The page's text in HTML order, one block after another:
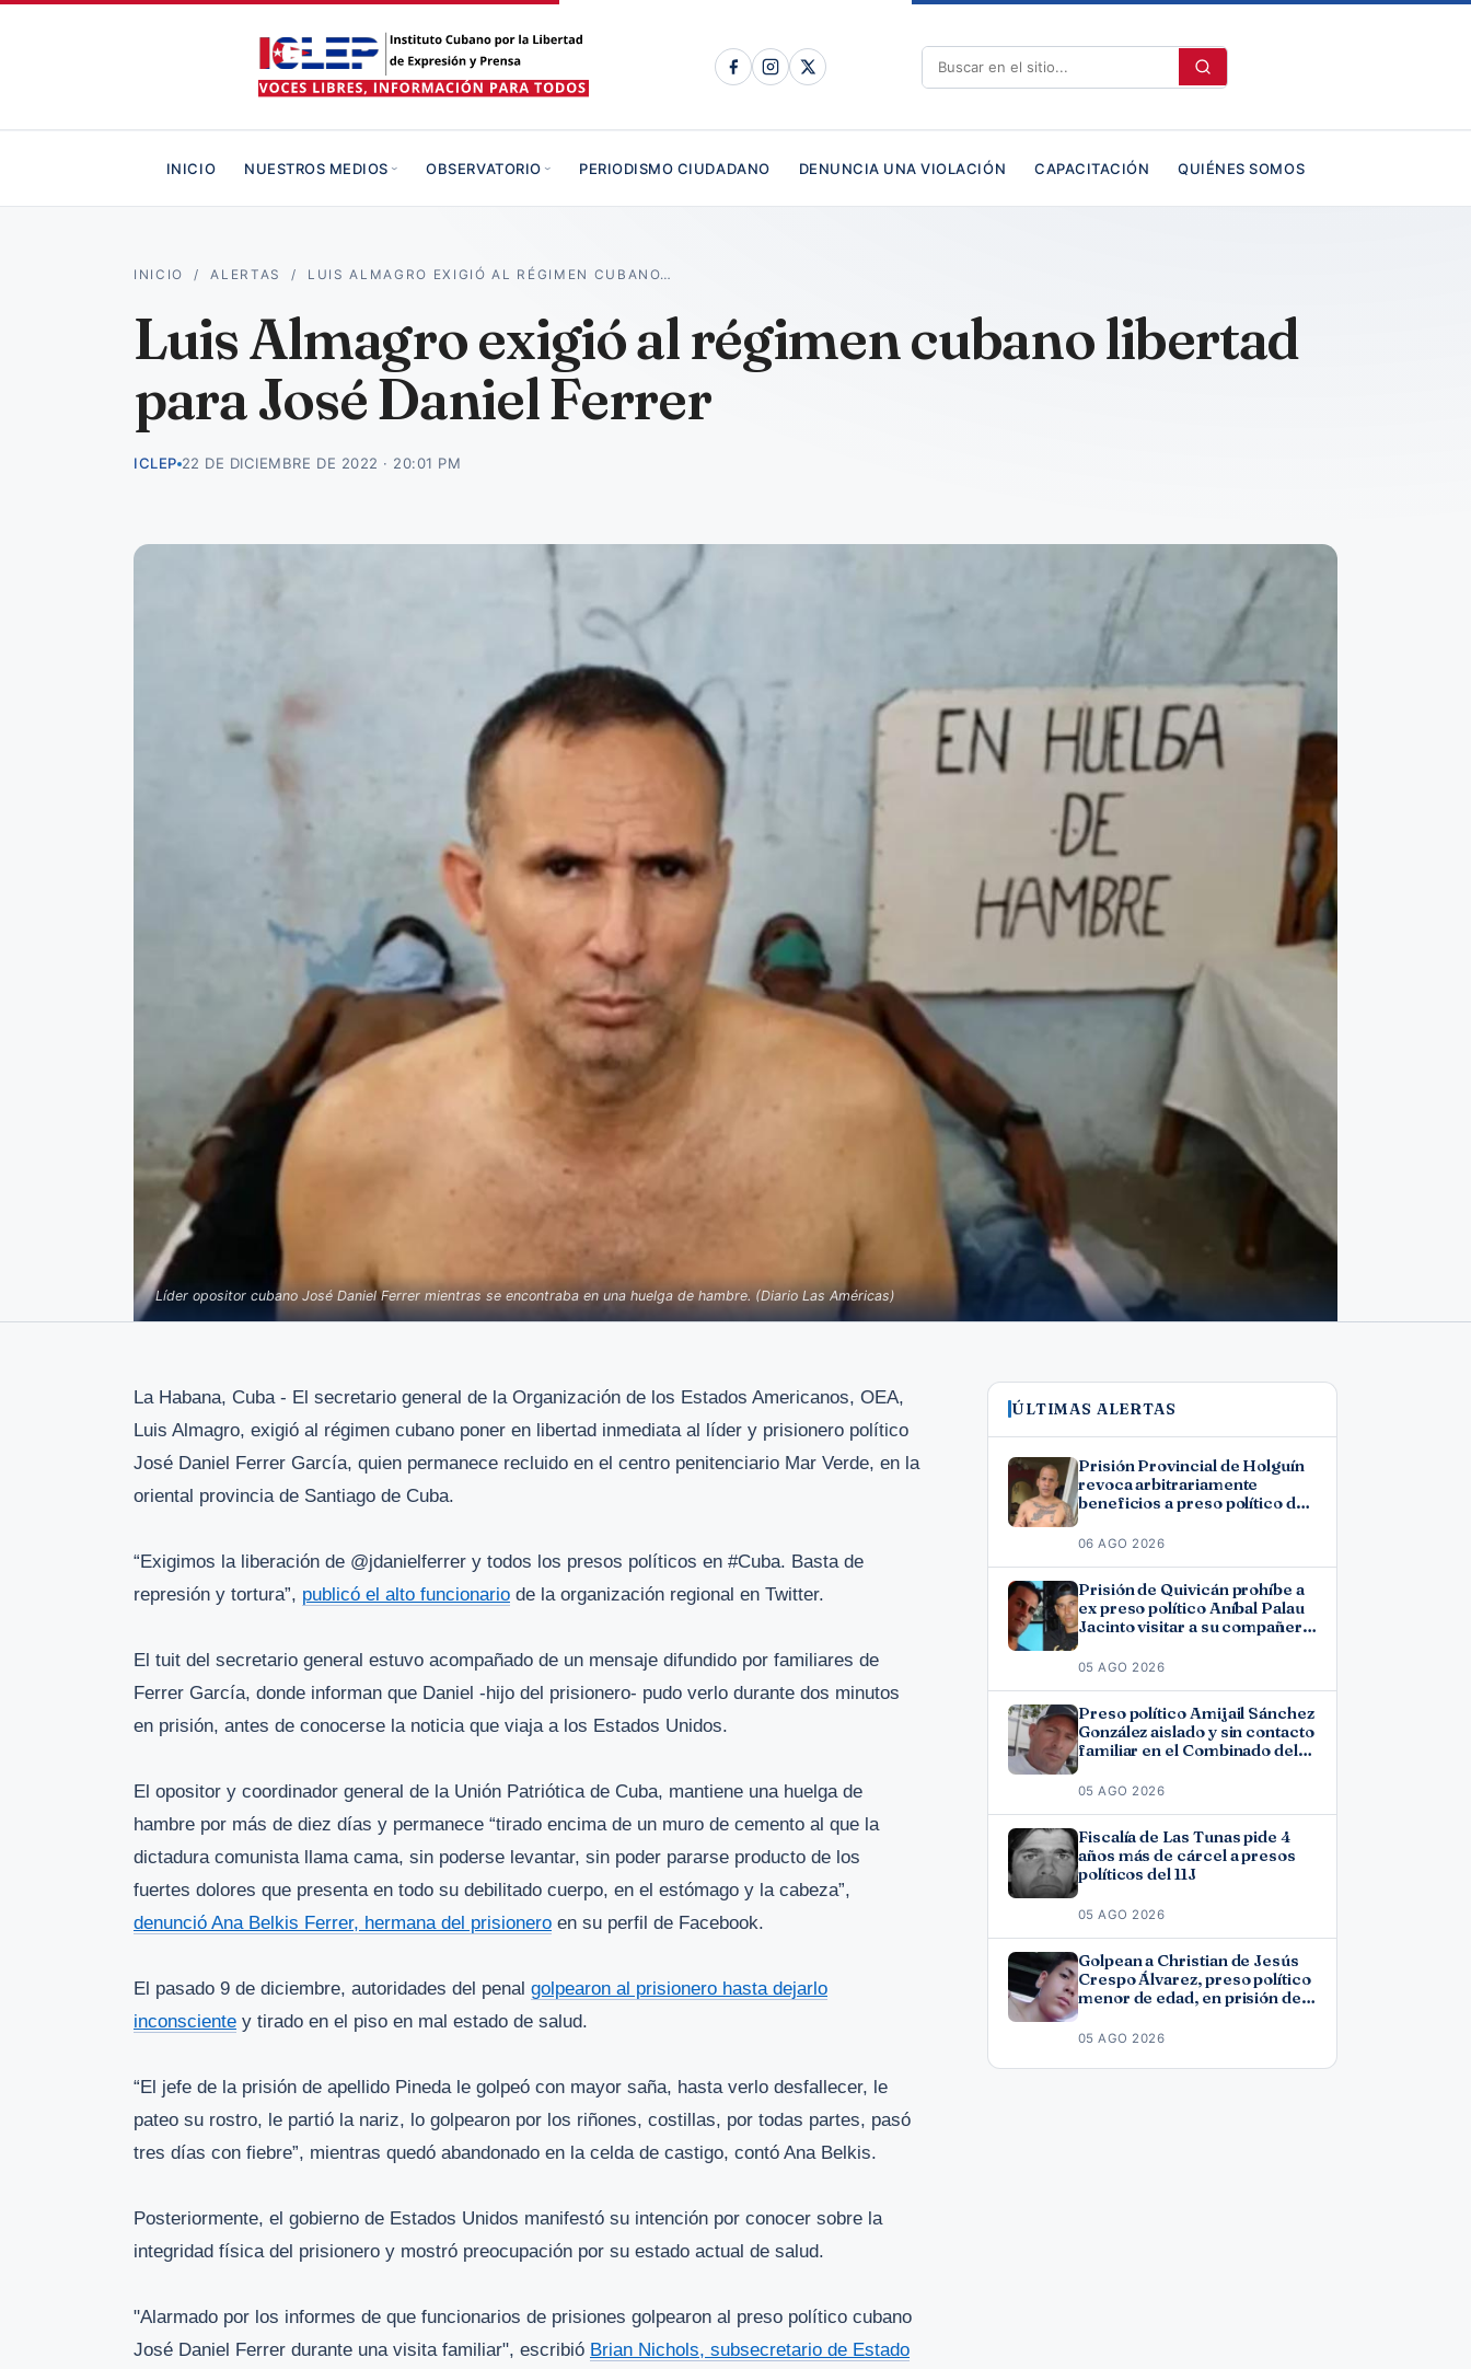
INICIO NUESTROS MEDIOS OBSERVATORIO PERIODISMO CIUDADANO DENUNCIA UNA VIOLACIÓN CAPACITACIÓN QUIÉNES SOMOS
INICIO /ALERTAS / LUIS ALMAGRO EXIGIÓ AL RÉGIMEN CUBANO…
Luis Almagro exigió al régimen cubano libertad
para José Daniel Ferrer
ICLEP 22 DE DICIEMBRE DE 2022 · 20:01 PM
Líder opositor cubano José Daniel Ferrer mientras se encontraba en una huelga de hambre. (Diario Las Américas)
La Habana, Cuba - El secretario general de la Organización de los Estados Americanos, OEA,
Luis Almagro, exigió al régimen cubano poner en libertad inmediata al líder y prisionero político
José Daniel Ferrer García, quien permanece recluido en el centro penitenciario Mar Verde, en la
oriental provincia de Santiago de Cuba.
“Exigimos la liberación de @jdanielferrer y todos los presos políticos en #Cuba. Basta de
represión y tortura”, publicó el alto funcionario de la organización regional en Twitter.
El tuit del secretario general estuvo acompañado de un mensaje difundido por familiares de
Ferrer García, donde informan que Daniel -hijo del prisionero- pudo verlo durante dos minutos
en prisión, antes de conocerse la noticia que viaja a los Estados Unidos.
El opositor y coordinador general de la Unión Patriótica de Cuba, mantiene una huelga de
hambre por más de diez días y permanece “tirado encima de un muro de cemento al que la
dictadura comunista llama cama, sin poderse levantar, sin poder pararse producto de los
fuertes dolores que presenta en todo su debilitado cuerpo, en el estómago y la cabeza”,
denunció Ana Belkis Ferrer, hermana del prisionero en su perfil de Facebook.
El pasado 9 de diciembre, autoridades del penal golpearon al prisionero hasta dejarlo
inconsciente y tirado en el piso en mal estado de salud.
“El jefe de la prisión de apellido Pineda le golpeó con mayor saña, hasta verlo desfallecer, le
pateo su rostro, le partió la nariz, lo golpearon por los riñones, costillas, por todas partes, pasó
tres días con fiebre”, mientras quedó abandonado en la celda de castigo, contó Ana Belkis.
Posteriormente, el gobierno de Estados Unidos manifestó su intención por conocer sobre la
integridad física del prisionero y mostró preocupación por su estado actual de salud.
"Alarmado por los informes de que funcionarios de prisiones golpearon al preso político cubano
José Daniel Ferrer durante una visita familiar", escribió Brian Nichols, subsecretario de Estado
ÚLTIMAS ALERTAS
Prisión Provincial de Holguín
revoca arbitrariamente
beneficios a preso político del
06 AGO 2026
Prisión de Quivicán prohíbe a
ex preso político Aníbal Palau
Jacinto visitar a su compañero
Fonseca
05 AGO 2026
Preso político Amijail Sánchez
González aislado y sin contacto
familiar en el Combinado del
05 AGO 2026
Fiscalía de Las Tunas pide 4
años más de cárcel a presos
políticos del 11J
05 AGO 2026
Golpean a Christian de Jesús
Crespo Álvarez, preso político
menor de edad, en prisión de
05 AGO 2026